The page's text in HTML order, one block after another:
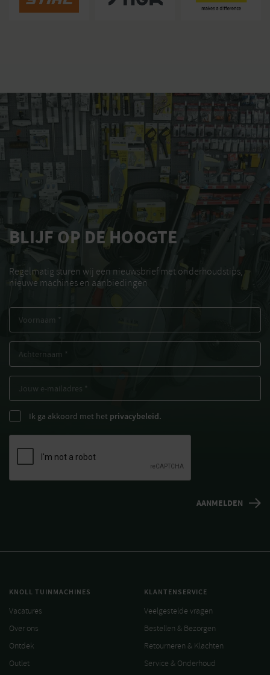
BLIJF OP DE HOOGTE
Regelmatig sturen wij een nieuwsbrief met onderhoudstips,
nieuwe machines en aanbiedingen
Ik ga akkoord met het privacybeleid.
KNOLL TUINMACHINES
Vacatures
Over ons
Ontdek
Outlet
KLANTENSERVICE
Veelgestelde vragen
Bestellen & Bezorgen
Retourneren & Klachten
Service & Onderhoud